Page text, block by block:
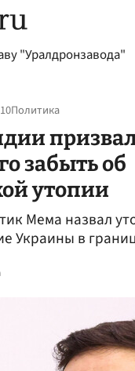
"Уралдронзавода"
Политика
забыть об
утопии
Мема назвал
Украины в